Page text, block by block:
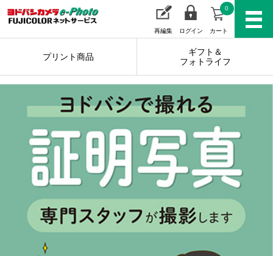
再編集 ログイン カート
0
プリント商品
ギフト＆
フォトライフ